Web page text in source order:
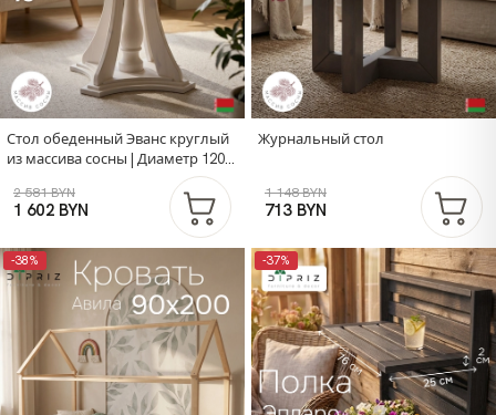
Стол обеденный Эванс круглый
из массива сосны | Диаметр 120
2 581 BYN
1 602 BYN
Журнальный стол
1 148 BYN
713 BYN
-38% -37%